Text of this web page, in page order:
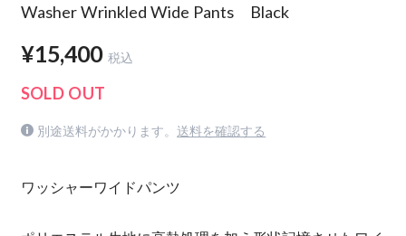
Washer Wrinkled Wide Pants Black
¥15,400 税込
SOLD OUT
別途送料がかかります。 送料を確認する
ワッシャーワイドパンツ